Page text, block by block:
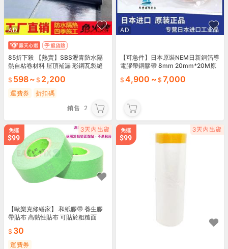
AD
85折下殺 【熱賣】SBS瀝青防水隔
熱自粘卷材料 屋頂補漏 彩鋼瓦裂縫
598~ 2,200
運費券
折扣碼
銷售
2
AD
【可急件】日本原裝NEM日新銅箔導
電膠帶銅膠帶 8mm 20mm*20M原
4,900 ~ 7,000
【歐樂克修繕家】 和紙膠帶 養生膠
帶貼布 高黏性貼布 可貼於粗糙面
30
運費券